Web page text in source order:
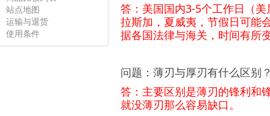
站点地图
运输与退货
使用条件
答：美国国内3-5个工作日（
拉斯加，夏威夷 ，节假日可能
据各国法律与海关，时间有所
问题： 薄刃与厚刃有什么区别
答：主要区别是薄刃的锋利和
就没薄刃那么容易缺口。